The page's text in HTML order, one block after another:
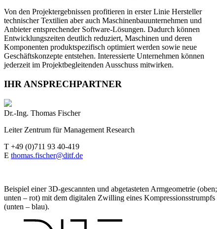
Von den Projektergebnissen profitieren in erster Linie Hersteller
technischer Textilien aber auch Maschinenbauunternehmen und
Anbieter entsprechender Software-Lösungen. Dadurch können
Entwicklungszeiten deutlich reduziert, Maschinen und deren
Komponenten produktspezifisch optimiert werden sowie neue
Geschäftskonzepte entstehen. Interessierte Unternehmen können
jederzeit im Projektbegleitenden Ausschuss mitwirken.
IHR ANSPRECHPARTNER
Dr.-Ing. Thomas Fischer
Leiter Zentrum für Management Research
T +49 (0)711 93 40-419
E thomas.fischer@ditf.de
Beispiel einer 3D-gescannten und abgetasteten Armgeometrie (oben;
unten – rot) mit dem digitalen Zwilling eines Kompressionsstrumpfs
(unten – blau).